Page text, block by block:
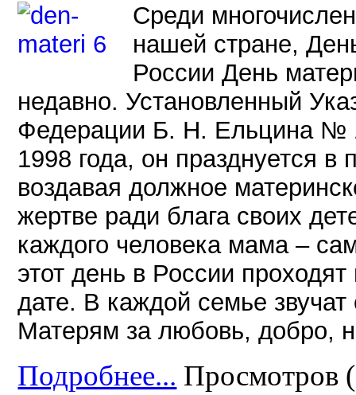
Среди
нашей стране,
России День
недавно. Установленный
Федерации Б. Н. Ельцина №
1998 года, он празднуется в
воздавая должное
жертве ради блага своих
каждого человека мама –
этот день в России
дате. В каждой семье
Матерям за любовь, добро,
Подробнее... Просмотров